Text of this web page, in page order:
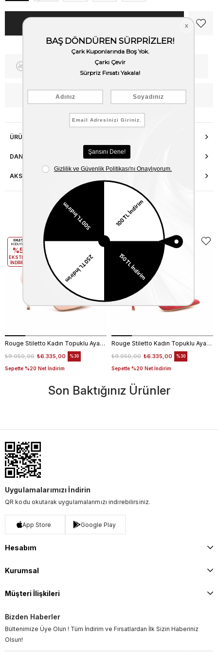
Fiyat Düşünce Haber Ver
WhatsApp’tan Bilgi Al
ÜRÜN ÖZELLIKLERI
DANIŞMA HATTI
AKSESUAR ONARIMI
Benzer Ürünler
Rouge Stiletto Kadın Topuklu Ayakkabı 4924-02V8
₺6.335,00
₺9.050,00
Sepette %20 Net İndirim
%30
EKLE5
KODUYLA
%5
EKSTRA
İNDİRİM
Rouge Stiletto Kadın Topuklu Ayakkabı 4924-02V8
₺6.335,00
₺9.050,00
Sepette %20 Net İndirim
%30
EKLE5
EKSTRA
İNDİRİM
Son Baktığınız Ürünler
Uygulamalarımızı İndirin
QR kodu okutarak uygulamalarımızı indirebilirsiniz.
App Store Google Play
Hesabım
Kurumsal
Müşteri İlişkileri
Bizden Haberler
Bültenimize Üye Olun ! Tüm İndirim ve Fırsatlardan İlk Sizin Haberiniz
Olsun!